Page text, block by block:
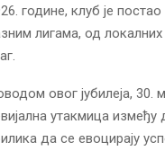
године, клуб је
лигама, од
овог јубилеја, 30.
утакмица
да се евоцирају